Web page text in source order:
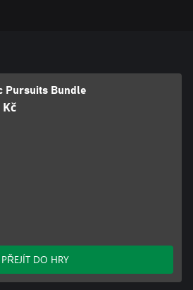
Pursuits Bundle
Kč
PŘEJÍT DO HRY